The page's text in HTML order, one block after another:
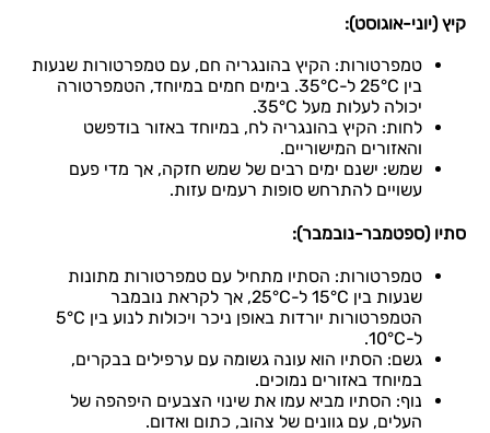
קיץ (יוני-אוגוסט):
טמפרטורות: הקיץ בהונגריה חם, עם טמפרטורות שנעות
בין 25°C ל-35°C. בימים חמים במיוחד, הטמפרטורה
יכולה לעלות מעל 35°C.
לחות: הקיץ בהונגריה לח, במיוחד באזור בודפשט
והאזורים המישוריים.
שמש: ישנם ימים רבים של שמש חזקה, אך מדי פעם
עשויים להתרחש סופות רעמים עזות.
סתיו (ספטמבר-נובמבר):
טמפרטורות: הסתיו מתחיל עם טמפרטורות מתונות
שנעות בין 15°C ל-25°C, אך לקראת נובמבר
הטמפרטורות יורדות באופן ניכר ויכולות לנוע בין 5°C
ל-10°C.
גשם: הסתיו הוא עונה גשומה עם ערפילים בבקרים,
במיוחד באזורים נמוכים.
נוף: הסתיו מביא עמו את שינוי הצבעים היפהפה של
העלים, עם גוונים של צהוב, כתום ואדום.